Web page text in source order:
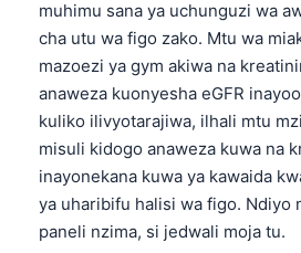
muhimu sana ya uchunguzi wa
cha utu wa figo zako. Mtu wa
mazoezi ya gym akiwa na
anaweza kuonyesha eGFR
kuliko ilivyotarajiwa, ilhali mtu
misuli kidogo anaweza kuwa na
inayonekana kuwa ya kawaida
ya uharibifu halisi wa figo. Ndiyo
paneli nzima, si jedwali moja tu.